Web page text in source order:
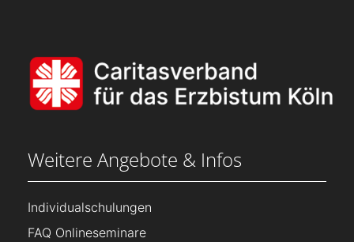
Weitere Angebote & Infos
Individualschulungen
FAQ Onlineseminare